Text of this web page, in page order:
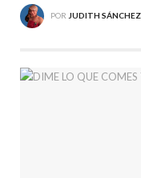
POR JUDITH SÁNCHEZ